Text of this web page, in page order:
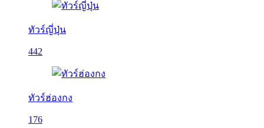
ทัวร์ญี่ปุ่น
442
ทัวร์ฮ่องกง
176